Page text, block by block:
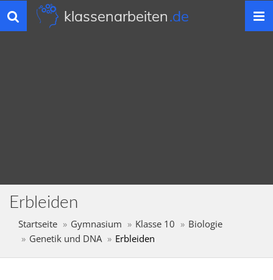
Toggle
navigation
klassenarbeiten.de
Erbleiden
Startseite Gymnasium Klasse 10
Biologie
Genetik und DNA
Erbleiden